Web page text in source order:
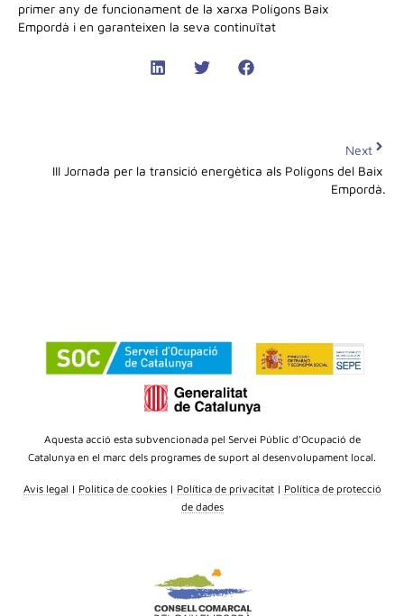
primer any de funcionament de la xarxa Polígons Baix
Empordà i en garanteixen la seva continuïtat
Next
III Jornada per la transició energètica als Polígons del Baix
Empordà.
Aquesta acció esta subvencionada pel Servei Públic d’Ocupació de
Catalunya en el marc dels programes de suport al desenvolupament local.
Avis legal | Politica de cookies| Política de privacitat| Política de protecció
de dades